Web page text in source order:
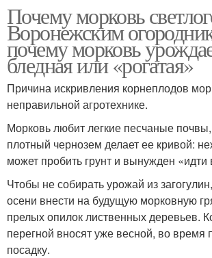
Почему морковь
Воронежским
почему морковь
бледная или «рогатая»
Причина искривления корнеплодов
неправильной агротехнике.
Морковь любит легкие песчаные
плотный чернозем делает ее кривой:
может пробить грунт и вынужден «идти
Чтобы не собирать урожай из
осени внести на будущую морковную
прелых опилок лиственных деревьев.
перегной вносят уже весной, во время
посадку.